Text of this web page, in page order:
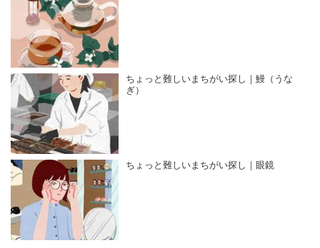
ちょっと難しいまちがい探し｜鰻（うな
ぎ）
ちょっと難しいまちがい探し｜眼鏡